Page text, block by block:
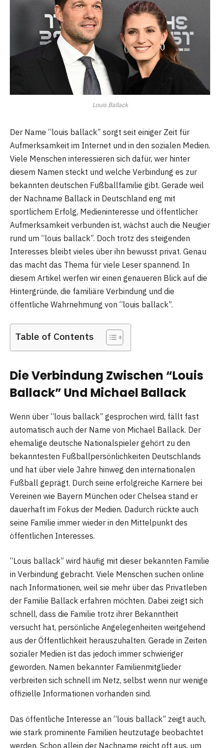
Louis Ballack
Der Name “louis ballack” sorgt seit einiger Zeit für
Aufmerksamkeit im Internet und in den sozialen Medien.
Viele Menschen interessieren sich dafür, wer hinter
diesem Namen steckt und welche Verbindung es zur
bekannten deutschen Fußballfamilie gibt. Gerade weil
der Nachname Ballack in Deutschland eng mit
sportlichem Erfolg, Medieninteresse und öffentlicher
Aufmerksamkeit verbunden ist, wächst auch die Neugier
rund um “louis ballack”. Doch trotz des steigenden
Interesses bleibt vieles über ihn bewusst privat. Genau
das macht das Thema für viele Leser spannend. In
diesem Artikel werfen wir einen genaueren Blick auf die
Hintergründe, die familiäre Verbindung und die
öffentliche Wahrnehmung von “louis ballack”.
Table of Contents
Die Verbindung Zwischen “Louis
Ballack” Und Michael Ballack
Wenn über “louis ballack” gesprochen wird, fällt fast
automatisch auch der Name von Michael Ballack. Der
ehemalige deutsche Nationalspieler gehört zu den
bekanntesten Fußballpersönlichkeiten Deutschlands
und hat über viele Jahre hinweg den internationalen
Fußball geprägt. Durch seine erfolgreiche Karriere bei
Vereinen wie Bayern München oder Chelsea stand er
dauerhaft im Fokus der Medien. Dadurch rückte auch
seine Familie immer wieder in den Mittelpunkt des
öffentlichen Interesses.
“Louis ballack” wird häufig mit dieser bekannten Familie
in Verbindung gebracht. Viele Menschen suchen online
nach Informationen, weil sie mehr über das Privatleben
der Familie Ballack erfahren möchten. Dabei zeigt sich
schnell, dass die Familie trotz ihrer Bekanntheit
versucht hat, persönliche Angelegenheiten weitgehend
aus der Öffentlichkeit herauszuhalten. Gerade in Zeiten
sozialer Medien ist das jedoch immer schwieriger
geworden. Namen bekannter Familienmitglieder
verbreiten sich schnell im Netz, selbst wenn nur wenige
offizielle Informationen vorhanden sind.
Das öffentliche Interesse an “louis ballack” zeigt auch,
wie stark prominente Familien heutzutage beobachtet
werden. Schon allein der Nachname reicht oft aus, um